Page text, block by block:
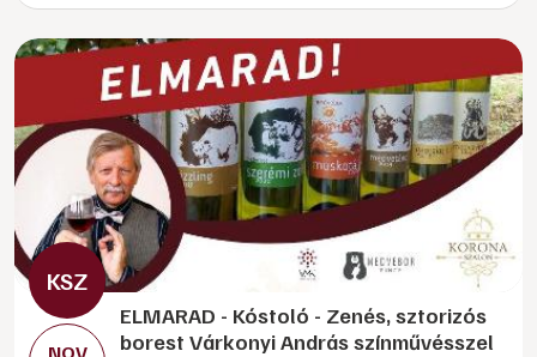
ELMARAD - Kóstoló - Zenés, sztorizós
borest Várkonyi András színművésszel